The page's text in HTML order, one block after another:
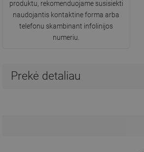
produktu, rekomenduojame susisiekti
naudojantis kontaktine forma arba
telefonu skambinant infolinijos
numeriu.
Prekė detaliau